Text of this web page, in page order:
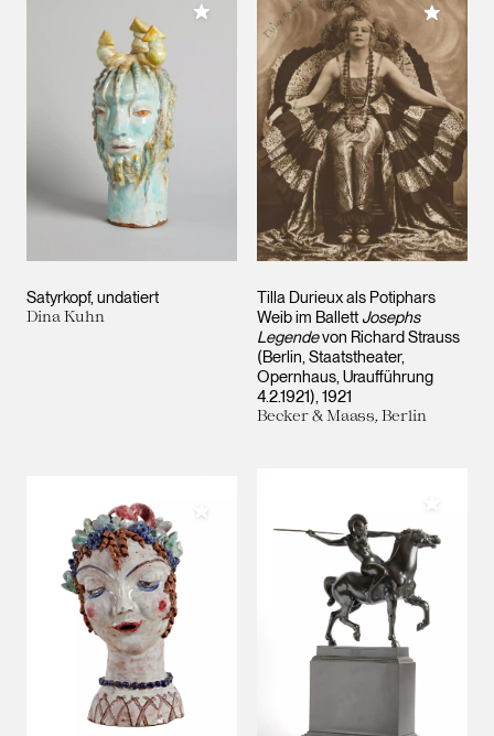
Satyrkopf undatiert
Dina Kuhn
Meiner Sammlung hinzufügen
Tilla Durieux als Potiphars
Weib im Ballett Josephs
Legendevon Richard Strauss
(Berlin, Staatstheater,
Opernhaus, Uraufführung
4.2.1921) 1921
Becker & Maass, Berlin
Meiner
Meiner Sammlung hinzufügen